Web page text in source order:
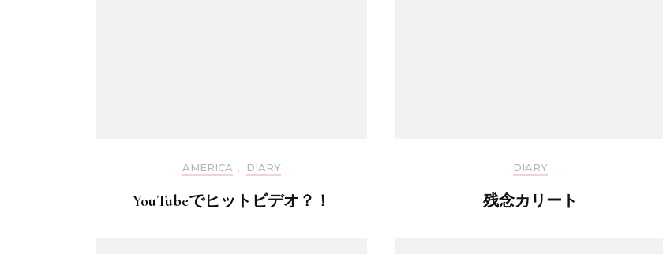
AMERICA , DIARY
YouTubeでヒットビデオ？！
DIARY
残念カリート